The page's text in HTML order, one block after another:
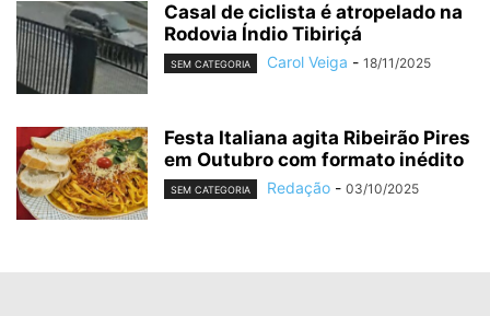
Casal de ciclista é atropelado na
Rodovia Índio Tibiriçá
SEM CATEGORIA Carol Veiga - 18/11/2025
Festa Italiana agita Ribeirão Pires
em Outubro com formato inédito
SEM CATEGORIA Redação - 03/10/2025